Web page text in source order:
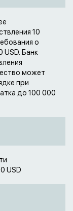
10
о
Банк
может
при
до 100 000
USD